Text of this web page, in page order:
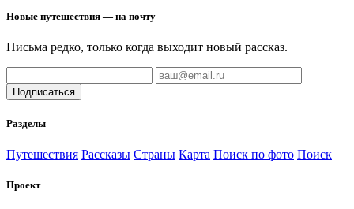
Новые путешествия — на почту
Письма редко, только когда выходит новый рассказ.
Подписаться
Разделы
Путешествия Рассказы Страны Карта Поиск по фото Поиск
Проект